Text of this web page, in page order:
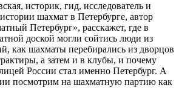
историк, гид, исследователь и
шахмат в Петербурге, автор
Петербург», расскажет, где в
доской могли сойтись люди из
как шахматы перебирались из дворцов
а затем и в клубы, и почему
России стал именно Петербург. А
посмотрим на шахматную партию как